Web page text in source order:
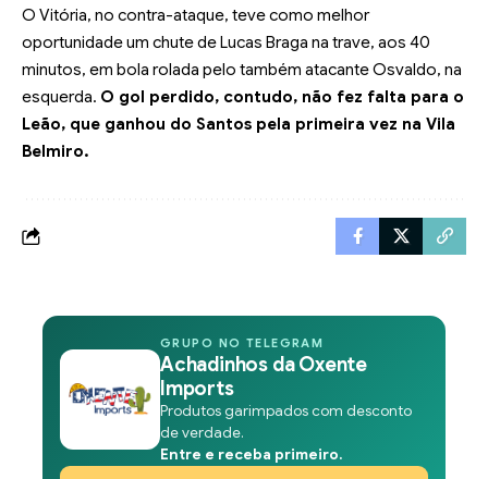
O Vitória, no contra-ataque, teve como melhor
oportunidade um chute de Lucas Braga na trave, aos 40
minutos, em bola rolada pelo também atacante Osvaldo, na
esquerda. O gol perdido, contudo, não fez falta para o
Leão, que ganhou do Santos pela primeira vez na Vila
Belmiro.
GRUPO NO TELEGRAM
Achadinhos da Oxente
Imports
Produtos garimpados com desconto
de verdade.
Entre e receba primeiro.